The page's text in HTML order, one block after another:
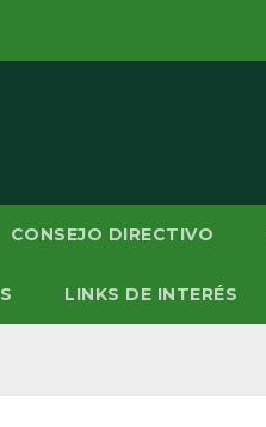
CONSEJO DIRECTIVO
LINKS DE INTERÉS